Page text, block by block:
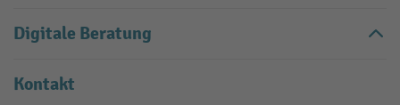
Digitale Beratung
Kontakt